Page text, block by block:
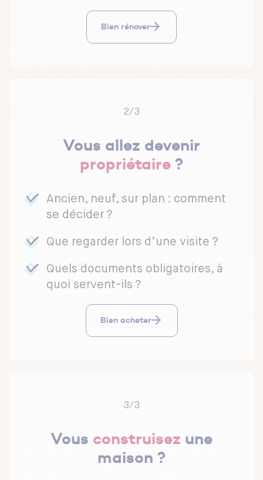
Bien rénover
2/3
Vous allez devenir
propriétaire ?
Ancien, neuf, sur plan : comment
se décider ?
Que regarder lors d’une visite ?
Quels documents obligatoires, à
quoi servent-ils ?
Bien acheter
3/3
Vous construisez une
maison ?